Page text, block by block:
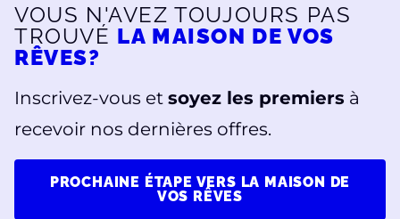
VOUS N'AVEZ TOUJOURS PAS
TROUVÉ LA MAISON DE VOS
RÊVES?
Inscrivez-vous et soyez les premiers à
recevoir nos dernières offres.
PROCHAINE ÉTAPE VERS LA MAISON DE
VOS RÊVES